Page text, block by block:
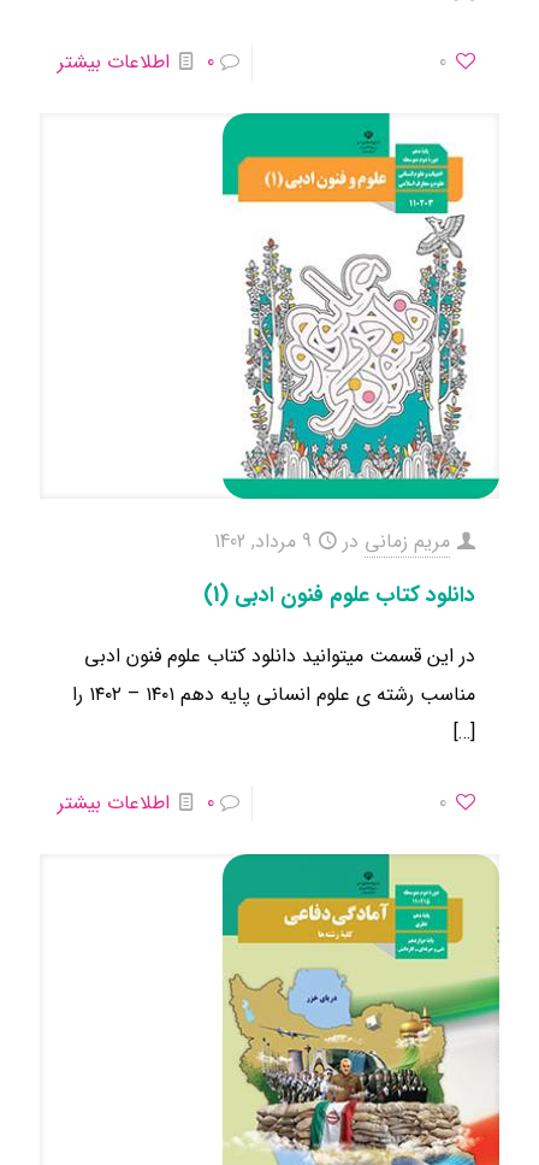
0
0 اطلاعات بیشتر
مریم زمانی در 9 مرداد, 1402
دانلود کتاب علوم فنون ادبی (1)
در این قسمت میتوانید دانلود کتاب علوم فنون ادبی
مناسب رشته ی علوم انسانی ​پایه دهم ۱۴۰۱ – ۱۴۰۲ را
[…]
0
0 اطلاعات بیشتر